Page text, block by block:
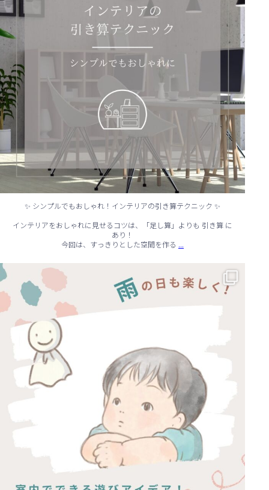
✨ シンプルでもおしゃれ！インテリアの引き算テクニック ✨
インテリアをおしゃれに見せるコツは、「足し算」よりも 引き算 に
あり！
今回は、すっきりとした空間を作る ...
☔ 雨の日でも快適に！室内でできる遊びアイデア 🌈
...